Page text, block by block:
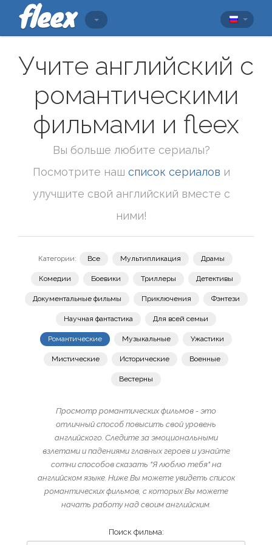
Учите английский с
романтическими
фильмами и fleex
Вы больше любите сериалы?
Посмотрите наш список сериалов и
улучшите свой английский вместе с
ними!
Категории: Все Мультипликация Драмы
Комедии Боевики Триллеры Детективы
Документальные фильмы Приключения Фэнтези
Научная фантастика Для всей семьи
Романтические Музыкальные Ужастики
Мистические Исторические Военные
Вестерны
Просмотр романтических фильмов - это
отличный способ повысить свой уровень
английского. Следите за эмоциональными
взлетами и падениями главных героев и узнайте
сотни способов сказать "Я люблю тебя" на
английском языке. Ниже Вы можете увидеть список
романтических фильмов, с которых Вы можете
начать работу над своим английским.
Поиск фильма: